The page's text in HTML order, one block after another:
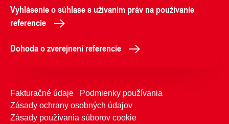
Vyhlásenie o súhlase s užívaním práv na používanie
referencie
Dohoda o zverejnení referencie
Fakturačné údaje
Podmienky používania
Zásady ochrany osobných údajov
Zásady používania súborov cookie